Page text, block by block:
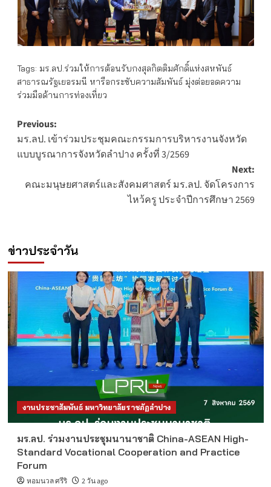
Tags: มร.ลป.ร่วมให้การต้อนรับกงสุลกิตติมศักดิ์แห่งสหพันธ์
สาธารณรัฐเยอรมนี หารือกระชับความสัมพันธ์ มุ่งต่อยอดความ
ร่วมมือด้านการท่องเที่ยว
Post
navigation
Previous:
มร.ลป. เข้าร่วมประชุมคณะกรรมการบริหารงานจังหวัด
แบบบูรณาการจังหวัดลำปาง ครั้งที่ 3/2569
Next:
คณะมนุษยศาสตร์และสังคมศาสตร์ มร.ลป. จัดโครงการ
ไหว้ครู ประจำปีการศึกษา 2569
ข่าวประจำวัน
งานประชาสัมพันธ์ มหาวิทยาลัยราชภัฏลำปาง
มร.ลป. ร่วมงานประชุมนานาชาติ China-ASEAN High-
Standard Vocational Cooperation and Practice
Forum
หอมนวล ศรีริ 2 วัน ago